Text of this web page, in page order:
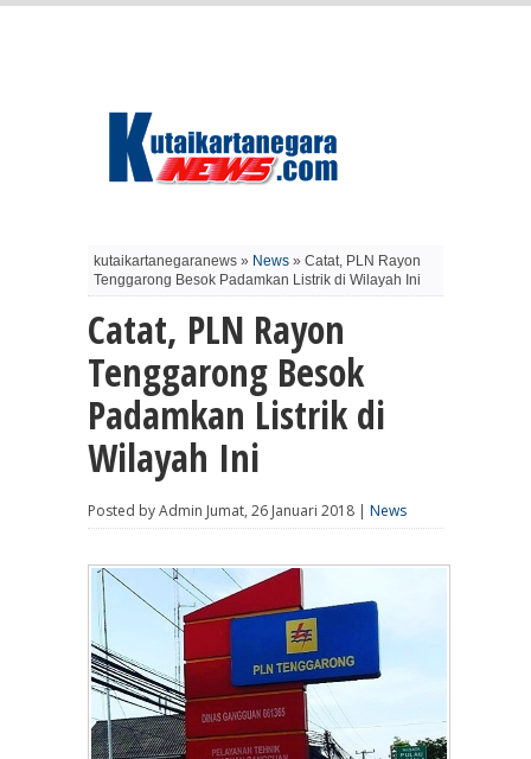
kutaikartanegaranews » News » Catat, PLN Rayon
Tenggarong Besok Padamkan Listrik di Wilayah Ini
Catat, PLN Rayon
Tenggarong Besok
Padamkan Listrik di
Wilayah Ini
Posted by Admin Jumat, 26 Januari 2018 | News